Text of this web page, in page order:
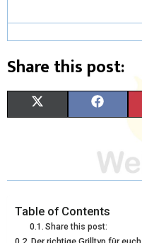
Share this post:
W
T
C
E
Table of Contents
Share this post:
Der richtige Grilltyp für euch